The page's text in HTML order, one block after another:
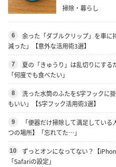
掃除・暮らし
6
余った「ダブルクリップ」を車
減った」【意外な活用術3選】
7
夏の「きゅうり」は乱切りにする
「何度でも食べたい」
8
洗った水筒のふたをS字フックに
もいい」【S字フック活用術3選】
9
「便器だけ掃除して満足してい
つの場所】「忘れてた…」
10
ずっとオンになってない？【
「Safariの設定」